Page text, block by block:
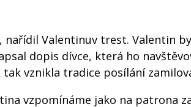
nařídil Valentinuv trest. Valentin
dopis dívce, která ho
tak vznikla tradice posílání
vzpomínáme jako na patrona